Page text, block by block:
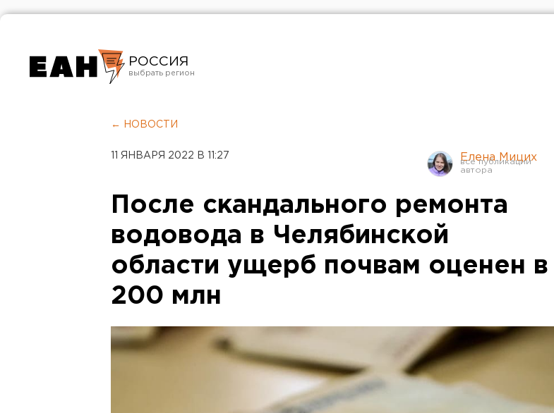
РОССИЯ
Челябинск
← НОВОСТИ
11 ЯНВАРЯ 2022 В 11:27 Елена Мицих
После скандального ремонта
водовода в Челябинской
области ущерб почвам оценен в
200 млн